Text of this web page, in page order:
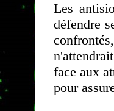
Les
défendre
face aux
pour